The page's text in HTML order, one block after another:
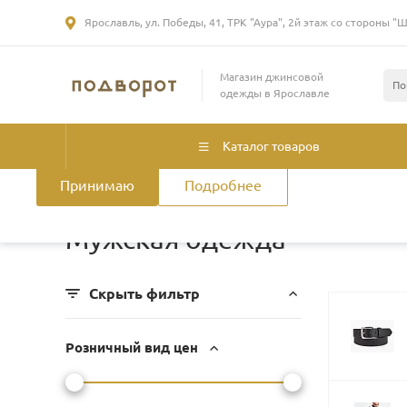
Мы используем файлы cookie, разработанные нашими
лицами, для анализа событий на нашем веб-сайте. Продолжая
Принимаю Подробнее
Ярославль, ул. Победы, 41, ТРК "Аура", 2й этаж со стороны
Магазин джинсовой
одежды в Ярославле
Каталог товаров
Главная / Каталог товаров / Мужская одежда
Мужская одежда
Скрыть фильтр
Розничный вид цен